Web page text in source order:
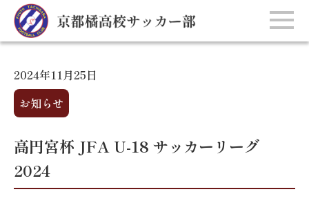
2024年11月25日
お知らせ
高円宮杯 JFA U-18 サッカーリーグ
2024